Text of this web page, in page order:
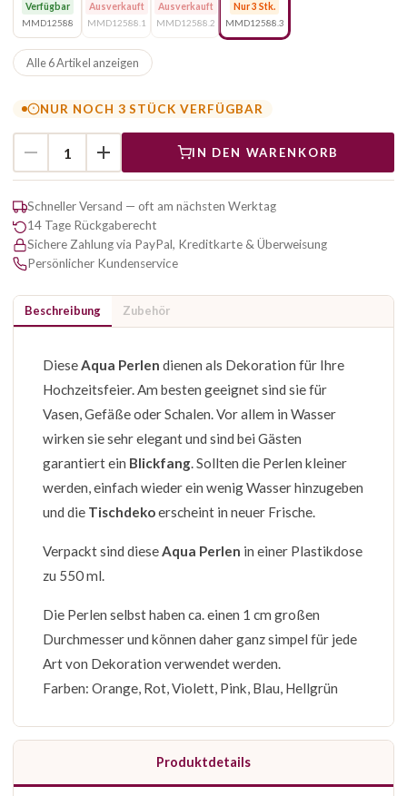
Verfügbar
MMD12588
Ausverkauft
MMD12588.1
Ausverkauft
MMD12588.2
Nur 3 Stk.
MMD12588.3
Alle 6 Artikel anzeigen
NUR NOCH 3 STÜCK VERFÜGBAR
IN DEN WARENKORB
Schneller Versand — oft am nächsten Werktag
14 Tage Rückgaberecht
Sichere Zahlung via PayPal, Kreditkarte & Überweisung
Persönlicher Kundenservice
Beschreibung Zubehör
DieseAqua Perlen dienen als Dekoration für Ihre
Hochzeitsfeier. Am besten geeignet sind sie für
Vasen, Gefäße oder Schalen. Vor allem in Wasser
wirken sie sehr elegant und sind bei Gästen
garantiert ein Blickfang. Sollten die Perlen kleiner
werden, einfach wieder ein wenig Wasser hinzugeben
und die Tischdekoerscheint in neuer Frische.
Verpackt sind dieseAqua Perlen in einer Plastikdose
zu 550 ml.
Die Perlen selbst haben ca. einen 1 cm großen
Durchmesser und können daher ganz simpel für jede
Art von Dekoration verwendet werden.
Farben: Orange, Rot, Violett, Pink, Blau, Hellgrün
Produktdetails